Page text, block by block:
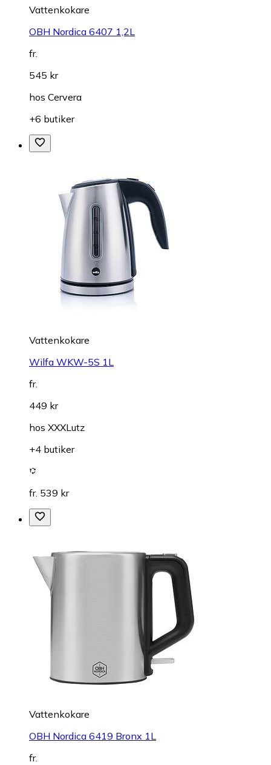
Vattenkokare
OBH Nordica 6407 1,2L
fr.
545 kr
hos Cervera
+6 butiker
Vattenkokare
Wilfa WKW-5S 1L
fr.
449 kr
hos XXXLutz
+4 butiker
fr. 539 kr
Vattenkokare
OBH Nordica 6419 Bronx 1L
fr.